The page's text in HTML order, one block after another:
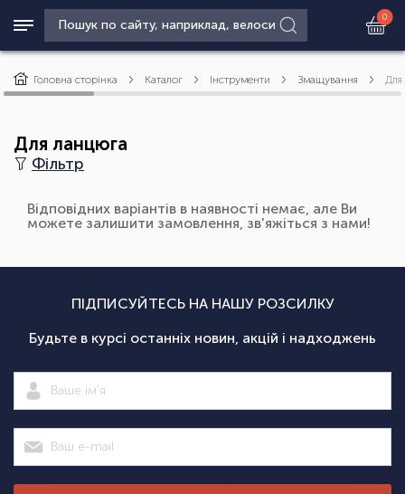
0
Головна сторінка Каталог Інструменти Змащування Для
Для ланцюга
Фільтр
Відповідних варіантів в наявності немає, але Ви
можете залишити замовлення, зв'яжіться з нами!
ПІДПИСУЙТЕСЬ НА НАШУ РОЗСИЛКУ
Будьте в курсі останніх новин, акцій і надходжень